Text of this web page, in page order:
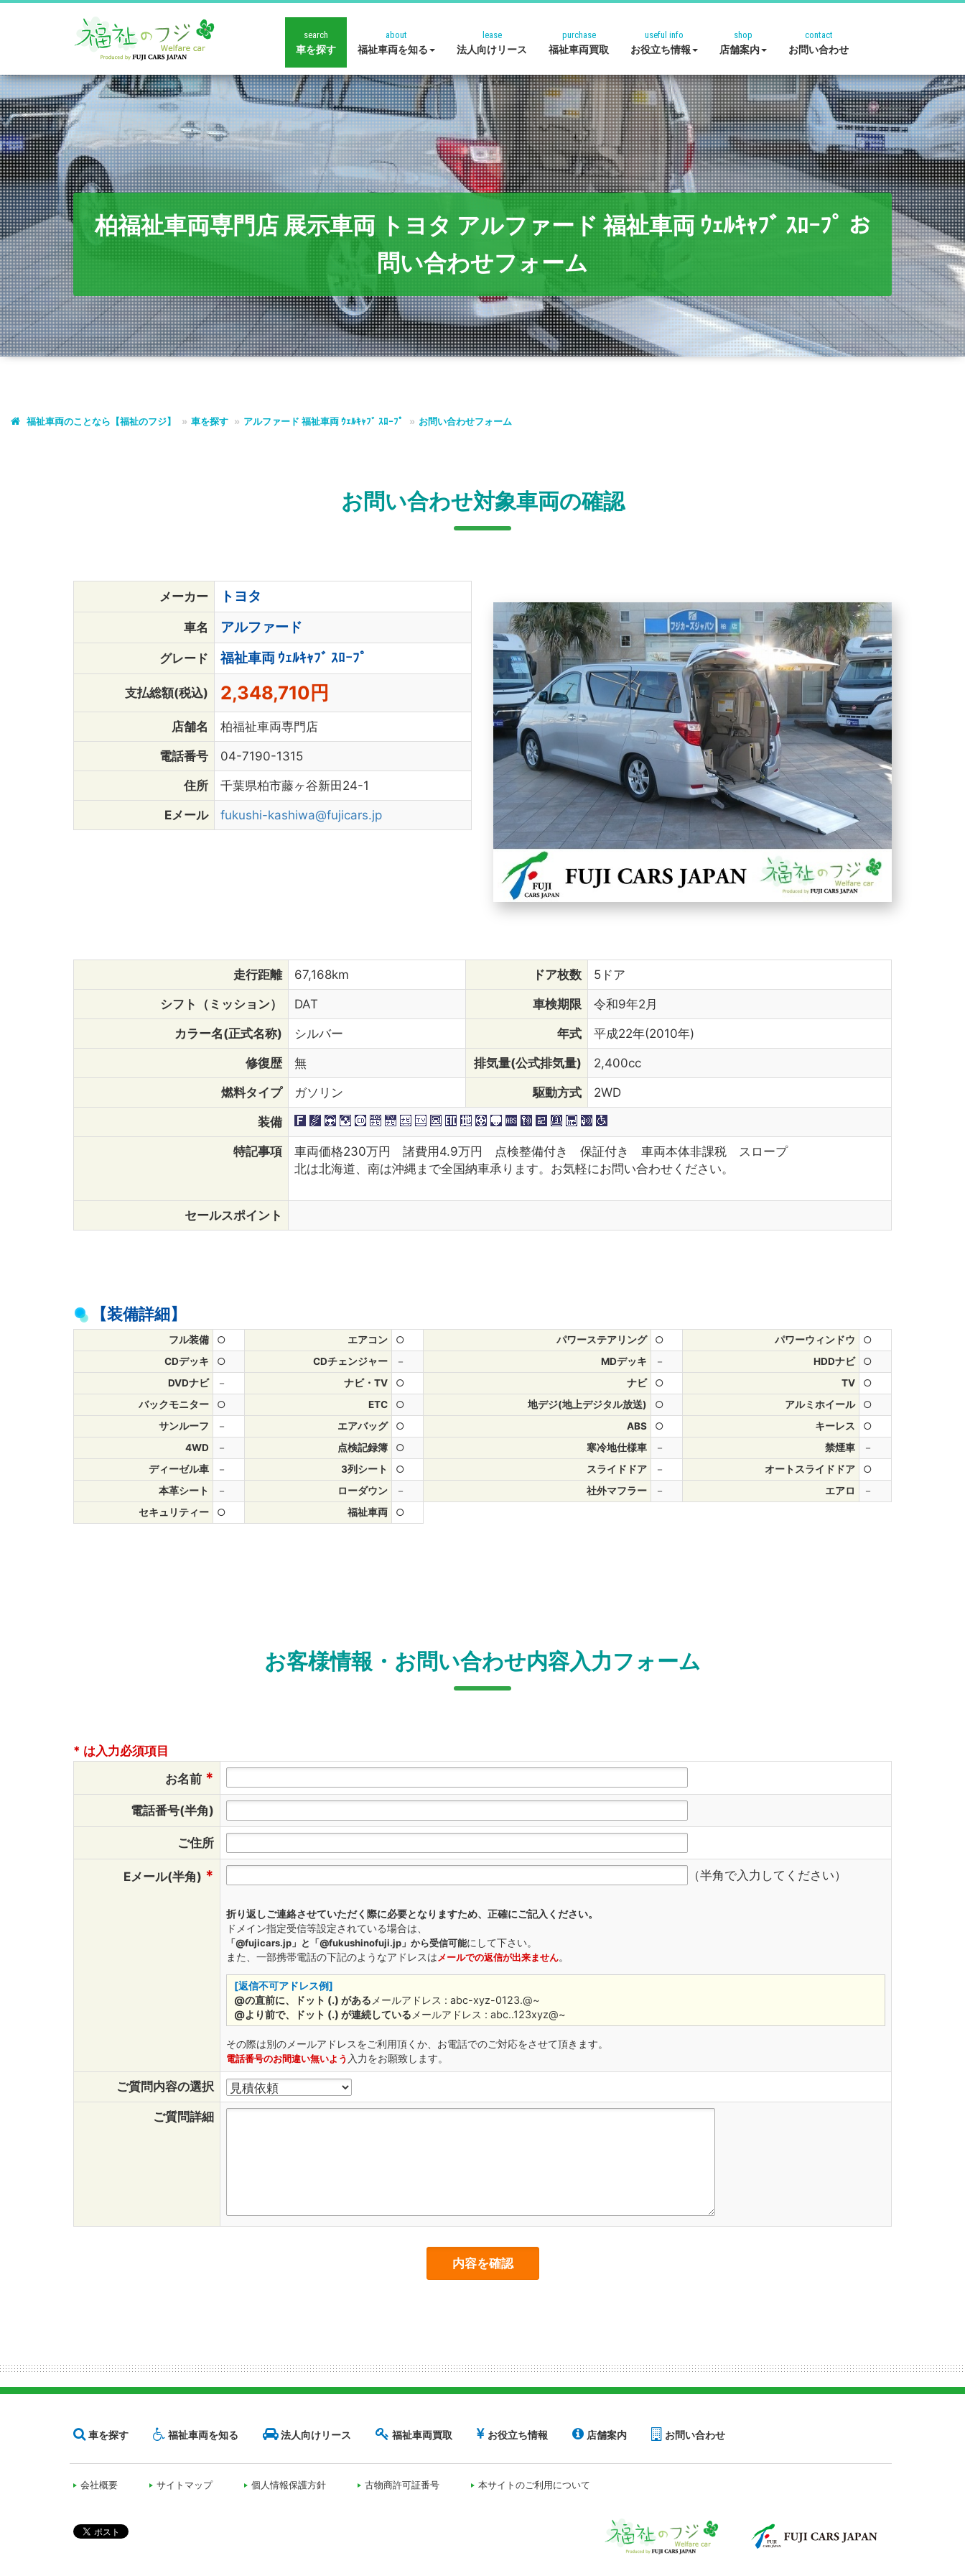
search
車を探す
about
福祉車両を知る
lease
法人向けリース
purchase
福祉車両買取
useful info
お役立ち情報
shop
店舗案内
contact
お問い合わせ
柏福祉車両専門店 展示車両 トヨタ アルファード 福祉車両 ｳｪﾙｷｬﾌﾞ ｽﾛｰﾌﾟ お
問い合わせフォーム
福祉車両のことなら【福祉のフジ】 車を探す アルファード 福祉車両 ｳｪﾙｷｬﾌﾞ ｽﾛｰﾌﾟ お問い合わせフォーム
お問い合わせ対象車両の確認
メーカー トヨタ
車名 アルファード
グレード 福祉車両 ｳｪﾙｷｬﾌﾞ ｽﾛｰﾌﾟ
支払総額(税込) 2,348,710円
店舗名 柏福祉車両専門店
電話番号 04-7190-1315
住所 千葉県柏市藤ヶ谷新田24-1
Eメール fukushi-kashiwa@fujicars.jp
走行距離 67,168km ドア枚数 5ドア
シフト（ミッション） DAT 車検期限 令和9年2月
カラー名(正式名称) シルバー 年式 平成22年(2010年)
修復歴 無 排気量(公式排気量) 2,400cc
燃料タイプ ガソリン 駆動方式 2WD
装備
特記事項
車両価格230万円 諸費用4.9万円 点検整備付き 保証付き 車両本体非課税 スロープ
北は北海道、南は沖縄まで全国納車承ります。お気軽にお問い合わせください。
セールスポイント
【装備詳細】
フル装備 ○ エアコン ○ パワーステアリング ○ パワーウィンドウ
○
CDデッキ
○ CDチェンジャー － MDデッキ － HDDナビ
○
DVDナビ
－ ナビ・TV ○ ナビ ○ TV
○
バックモニター
○ ETC ○ 地デジ(地上デジタル放送) ○ アルミホイール
○
サンルーフ
－ エアバッグ ○ ABS ○ キーレス
○
4WD
－ 点検記録簿 ○ 寒冷地仕様車 － 禁煙車
－
ディーゼル車
－ 3列シート ○ スライドドア － オートスライドドア
○
本革シート
－ ローダウン － 社外マフラー － エアロ
－
セキュリティー
○ 福祉車両 ○
お客様情報・お問い合わせ内容入力フォーム
* は入力必須項目
お名前 *
電話番号(半角)
ご住所
Eメール(半角) * （半角で入力してください）
折り返しご連絡させていただく際に必要となりますため、正確にご記入ください。
ドメイン指定受信等設定されている場合は、
「@fujicars.jp」と「@fukushinofuji.jp」から受信可能にして下さい。
また、一部携帯電話の下記のようなアドレスは メールでの返信が出来ません。
[返信不可アドレス例]
@の直前に、ドット (.) がある メールアドレス : abc-xyz-0123.@~
@より前で、ドット (.) が連続している メールアドレス : abc..123xyz@~
その際は別のメールアドレスをご利用頂くか、お電話でのご対応をさせて頂きます。
電話番号のお間違い無いよう 入力をお願致します。
ご質問内容の選択
ご質問詳細
車を探す 福祉車両を知る 法人向けリース 福祉車両買取 お役立ち情報 店舗案内 お問い合わせ
会社概要 サイトマップ 個人情報保護方針 古物商許可証番号 本サイトのご利用について